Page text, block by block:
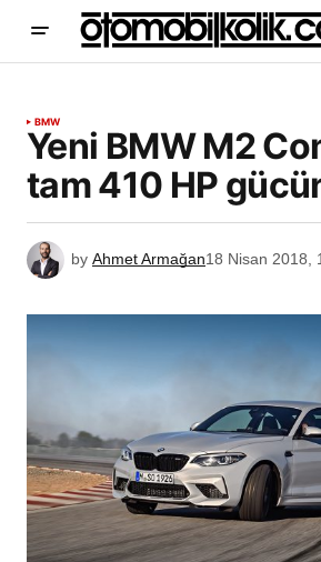
BMW
Yeni BMW M2
tam 410 HP
by Ahmet Armağan18 Nisan 2018,